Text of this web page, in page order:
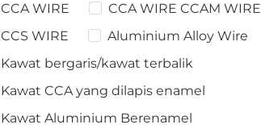
CCA WIRE
CCA WIRE CCAM WIRE
CCS WIRE
Aluminium Alloy Wire
Kawat bergaris/kawat terbalik
Kawat CCA yang dilapis enamel
Kawat Aluminium Berenamel